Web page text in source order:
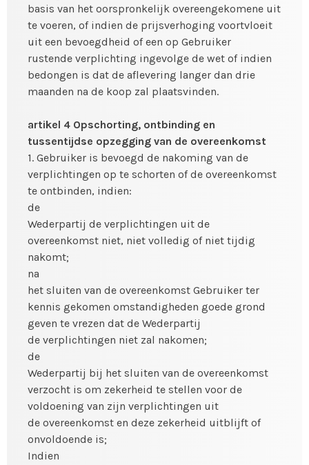
basis van het oorspronkelijk overeengekomene uit
te voeren, of indien de prijsverhoging voortvloeit
uit een bevoegdheid of een op Gebruiker
rustende verplichting ingevolge de wet of indien
bedongen is dat de aflevering langer dan drie
maanden na de koop zal plaatsvinden.
artikel 4 Opschorting, ontbinding en
tussentijdse opzegging van de overeenkomst
1. Gebruiker is bevoegd de nakoming van de
verplichtingen op te schorten of de overeenkomst
te ontbinden, indien:
de
Wederpartij de verplichtingen uit de
overeenkomst niet, niet volledig of niet tijdig
nakomt;
na
het sluiten van de overeenkomst Gebruiker ter
kennis gekomen omstandigheden goede grond
geven te vrezen dat de Wederpartij
de verplichtingen niet zal nakomen;
de
Wederpartij bij het sluiten van de overeenkomst
verzocht is om zekerheid te stellen voor de
voldoening van zijn verplichtingen uit
de overeenkomst en deze zekerheid uitblijft of
onvoldoende is;
Indien